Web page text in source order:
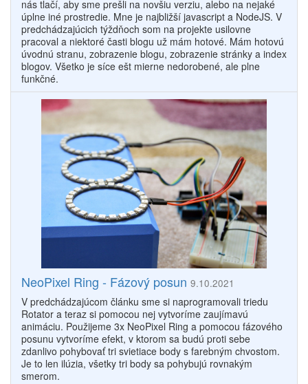
nás tlačí, aby sme prešli na novšiu verziu, alebo na nejaké
úplne iné prostredie. Mne je najbližší javascript a NodeJS. V
predchádzajúcich týždňoch som na projekte usilovne
pracoval a niektoré časti blogu už mám hotové. Mám hotovú
úvodnú stranu, zobrazenie blogu, zobrazenie stránky a index
blogov. Všetko je síce ešt mierne nedorobené, ale plne
funkčné.
NeoPixel Ring - Fázový posun 9.10.2021
V predchádzajúcom článku sme si naprogramovali triedu
Rotator a teraz si pomocou nej vytvoríme zaujímavú
animáciu. Použijeme 3x NeoPixel Ring a pomocou fázového
posunu vytvoríme efekt, v ktorom sa budú proti sebe
zdanlivo pohybovať tri svietiace body s farebným chvostom.
Je to len ilúzia, všetky tri body sa pohybujú rovnakým
smerom.